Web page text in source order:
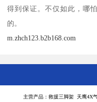
得到保证。不仅如此，哪
的。
m.zhch123.b2b168.com
主营产品：救援三脚架 天鹰4X